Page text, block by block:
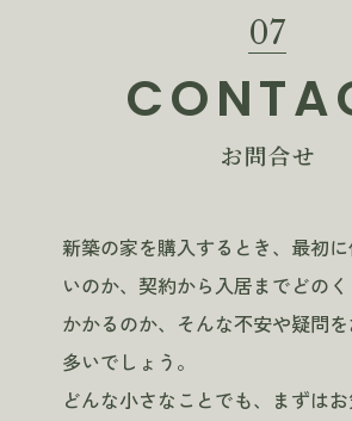
07
お問合せ
新築の家を購入するとき、最初
いのか、契約から入居までどの
かかるのか、そんな不安や疑問
多いでしょう。
どんな小さなことでも、まずは